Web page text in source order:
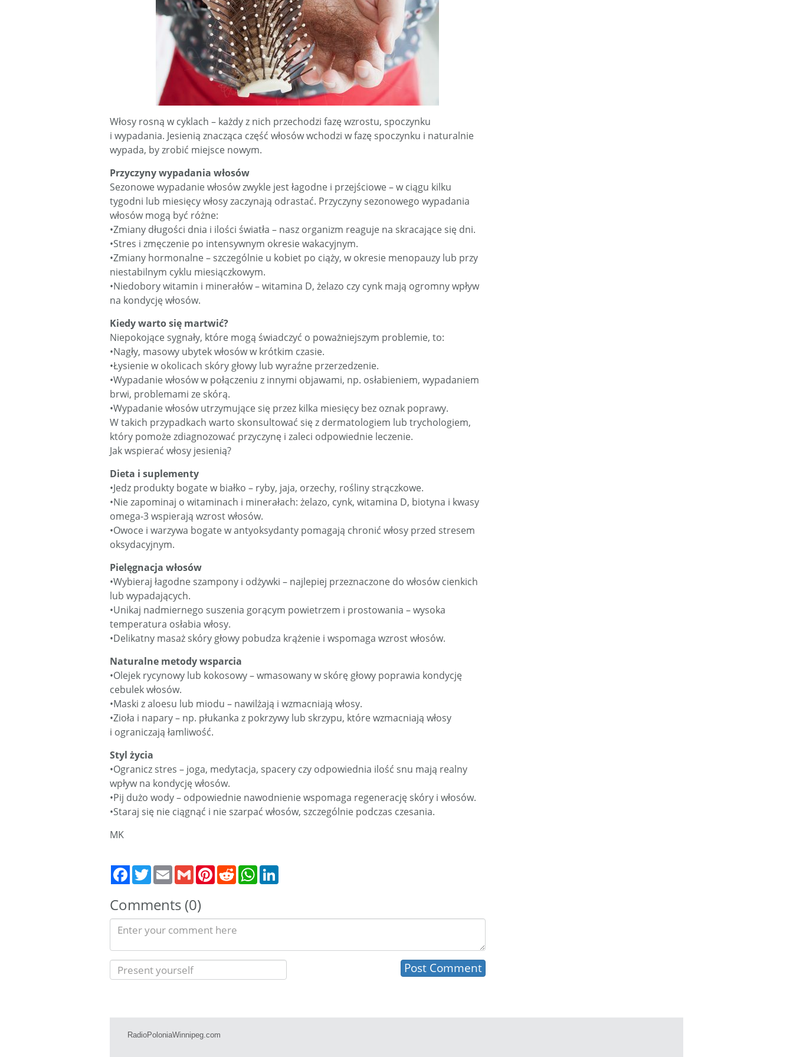
Włosy rosną w cyklach – każdy z nich przechodzi fazę wzrostu, spoczynku
i wypadania. Jesienią znacząca część włosów wchodzi w fazę spoczynku i naturalnie
wypada, by zrobić miejsce nowym.
Przyczyny wypadania włosów
Sezonowe wypadanie włosów zwykle jest łagodne i przejściowe – w ciągu kilku
tygodni lub miesięcy włosy zaczynają odrastać. Przyczyny sezonowego wypadania
włosów mogą być różne:
•Zmiany długości dnia i ilości światła – nasz organizm reaguje na skracające się dni.
•Stres i zmęczenie po intensywnym okresie wakacyjnym.
•Zmiany hormonalne – szczególnie u kobiet po ciąży, w okresie menopauzy lub przy
niestabilnym cyklu miesiączkowym.
•Niedobory witamin i minerałów – witamina D, żelazo czy cynk mają ogromny wpływ
na kondycję włosów.
Kiedy warto się martwić?
Niepokojące sygnały, które mogą świadczyć o poważniejszym problemie, to:
•Nagły, masowy ubytek włosów w krótkim czasie.
•Łysienie w okolicach skóry głowy lub wyraźne przerzedzenie.
•Wypadanie włosów w połączeniu z innymi objawami, np. osłabieniem, wypadaniem
brwi, problemami ze skórą.
•Wypadanie włosów utrzymujące się przez kilka miesięcy bez oznak poprawy.
W takich przypadkach warto skonsultować się z dermatologiem lub trychologiem,
który pomoże zdiagnozować przyczynę i zaleci odpowiednie leczenie.
Jak wspierać włosy jesienią?
Dieta i suplementy
•Jedz produkty bogate w białko – ryby, jaja, orzechy, rośliny strączkowe.
•Nie zapominaj o witaminach i minerałach: żelazo, cynk, witamina D, biotyna i kwasy
omega-3 wspierają wzrost włosów.
•Owoce i warzywa bogate w antyoksydanty pomagają chronić włosy przed stresem
oksydacyjnym.
Pielęgnacja włosów
•Wybieraj łagodne szampony i odżywki – najlepiej przeznaczone do włosów cienkich
lub wypadających.
•Unikaj nadmiernego suszenia gorącym powietrzem i prostowania – wysoka
temperatura osłabia włosy.
•Delikatny masaż skóry głowy pobudza krążenie i wspomaga wzrost włosów.
Naturalne metody wsparcia
•Olejek rycynowy lub kokosowy – wmasowany w skórę głowy poprawia kondycję
cebulek włosów.
•Maski z aloesu lub miodu – nawilżają i wzmacniają włosy.
•Zioła i napary – np. płukanka z pokrzywy lub skrzypu, które wzmacniają włosy
i ograniczają łamliwość.
Styl życia
•Ogranicz stres – joga, medytacja, spacery czy odpowiednia ilość snu mają realny
wpływ na kondycję włosów.
•Pij dużo wody – odpowiednie nawodnienie wspomaga regenerację skóry i włosów.
•Staraj się nie ciągnąć i nie szarpać włosów, szczególnie podczas czesania.
MK
TwitterEmail Gmail PinterestRedditWhatsApp
Comments (0)
RadioPoloniaWinnipeg.com